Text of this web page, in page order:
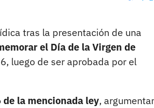
tras la presentación de una
el Día de la Virgen de
luego de ser aprobada por el
la mencionada ley,